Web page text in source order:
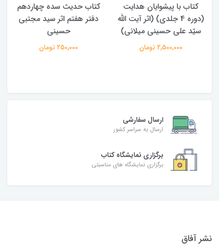
کتاب با پیشوایان هدایت
(دوره 4 جلدی) (اثر آیت الله
سیّد علی حسینی میلانی)
2,500,000 تومان
کتاب حدیث سده چهاردهم
دفتر هفتم اثر سید مجتبی
حسینی
250,000 تومان
ارسال سفارشی
ارسال به سراسر کشور
برگزاری نمایشگاه کتاب
برگزاری نمایشگاه های مناسبتی
نشر آفاق